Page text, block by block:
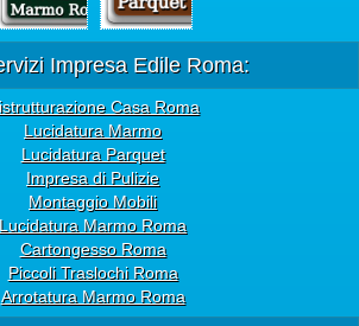
Impresa Edile Roma:
Casa Roma
Lucidatura Marmo
Lucidatura Parquet
Impresa di Pulizie
Montaggio Mobili
Lucidatura Marmo Roma
Cartongesso Roma
Piccoli Traslochi Roma
Arrotatura Marmo Roma